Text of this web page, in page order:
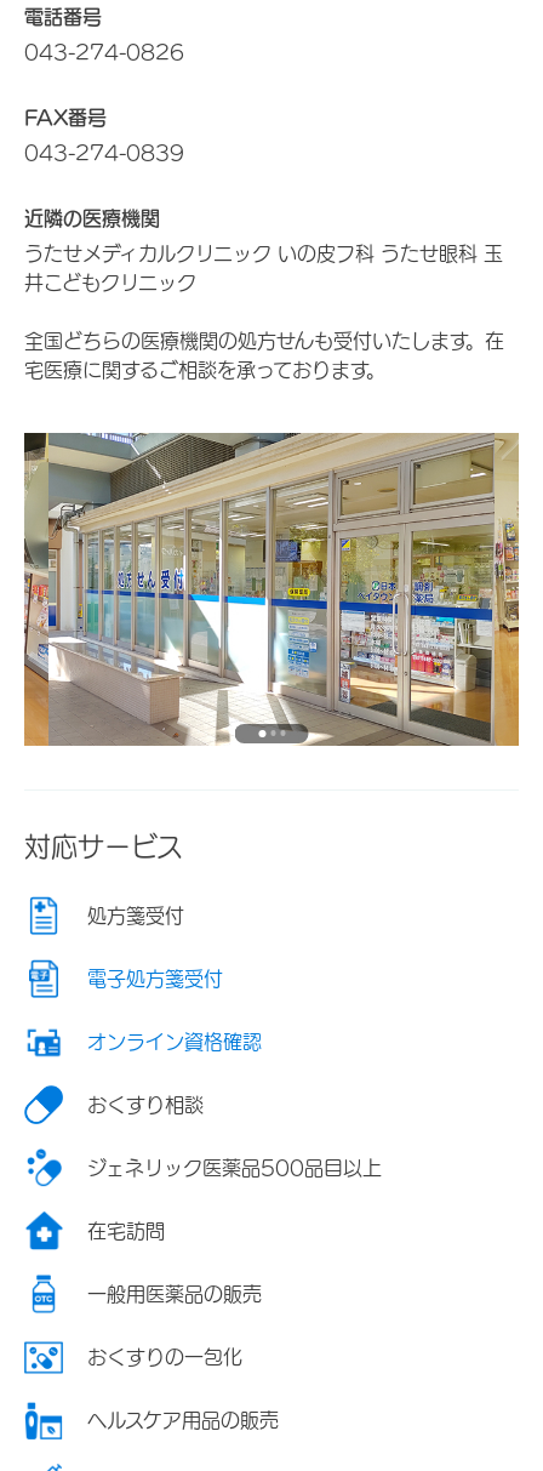
電話番号
043-274-0826
FAX番号
043-274-0839
近隣の医療機関
うたせメディカルクリニック いの皮フ科 うたせ眼科 玉
井こどもクリニック
全国どちらの医療機関の処方せんも受付いたします。在
宅医療に関するご相談を承っております。
対応サービス
処方箋受付
電子処方箋受付
オンライン資格確認
おくすり相談
ジェネリック医薬品500品目以上
在宅訪問
一般用医薬品の販売
おくすりの一包化
ヘルスケア用品の販売